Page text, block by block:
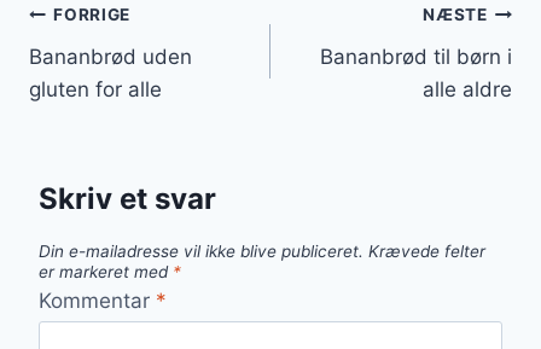
Indlægsnavigation
FORRIGE
Bananbrød uden
gluten for alle
NÆSTE
Bananbrød til børn i
alle aldre
Skriv et svar
Din e-mailadresse vil ikke blive publiceret. Krævede felter
er markeret med *
Kommentar *